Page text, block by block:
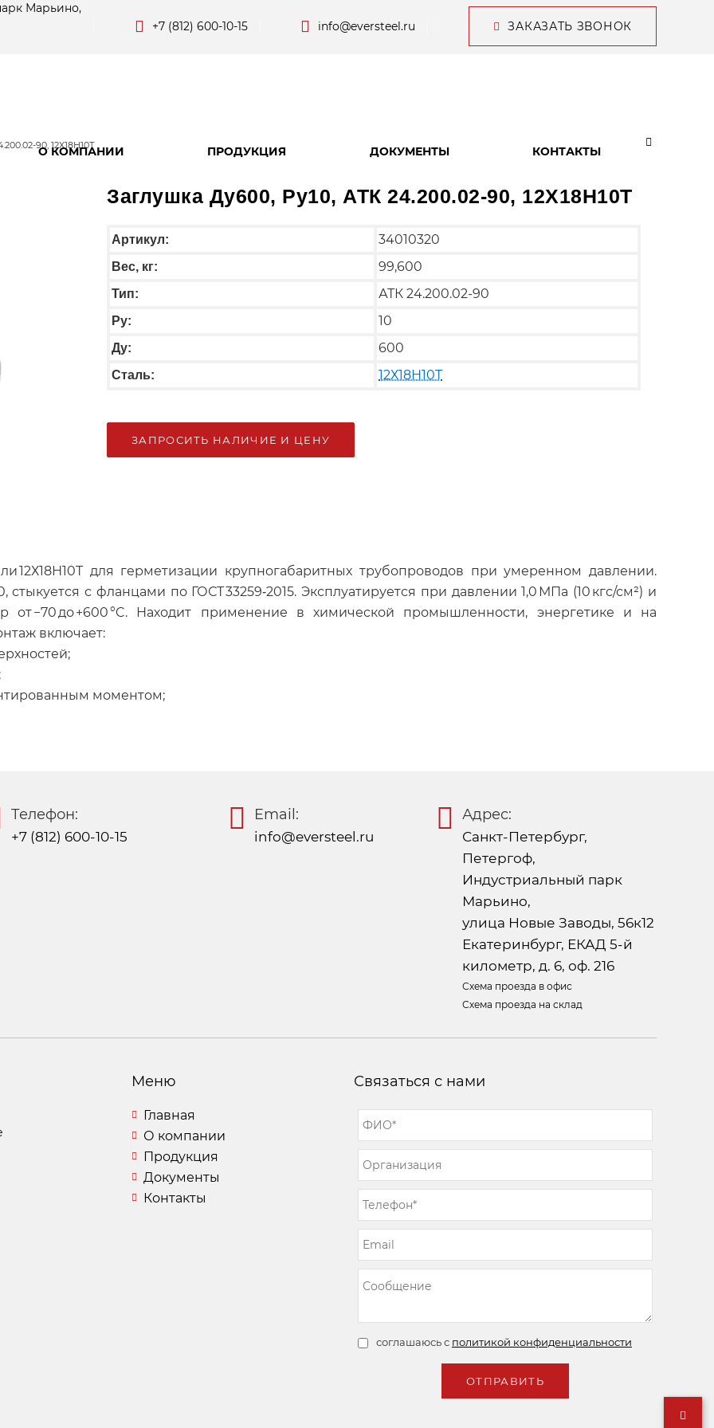
Марьино,
+7 (812) 600-10-15 info@eversteel.ru ЗАКАЗАТЬ ЗВОНОК
О КОМПАНИИ ПРОДУКЦИЯ ДОКУМЕНТЫ КОНТАКТЫ
90, 12Х18Н10Т
Заглушка Ду600, Ру10, АТК 24.200.02-90, 12Х18Н10Т
Артикул: 34010320
Вес, кг: 99,600
Тип: АТК 24.200.02-90
Py: 10
Ду: 600
Сталь: 12Х18Н10Т
ЗАПРОСИТЬ НАЛИЧИЕ И ЦЕНУ
12Х18Н10Т для герметизации крупногабаритных трубопроводов при умеренном давлении.
стыкуется с фланцами по ГОСТ 33259‑2015. Эксплуатируется при давлении 1,0 МПа (10 кгс/см²) и
−70 до +600 °C. Находит применение в химической промышленности, энергетике и на
включает:
моментом;
Телефон:
+7 (812) 600-10-15
Email:
info@eversteel.ru
Адрес:
Санкт-Петербург,
Петергоф,
Индустриальный парк
Марьино,
улица Новые Заводы, 56к12
Екатеринбург, ЕКАД 5-й
километр, д. 6, оф. 216
Схема проезда в офис
Схема проезда на склад
Меню
Главная
О компании
Продукция
Документы
Контакты
Связаться с нами
соглашаюсь с политикой конфиденциальности